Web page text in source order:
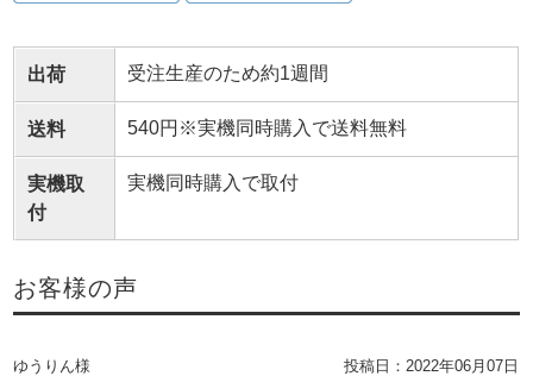
出荷 受注生産のため約1週間
送料 540円※実機同時購入で送料無料
実機取
付
実機同時購入で取付
お客様の声
ゆうりん様 投稿日： 2022年06月07日